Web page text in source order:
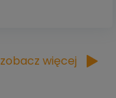
zobacz więcej